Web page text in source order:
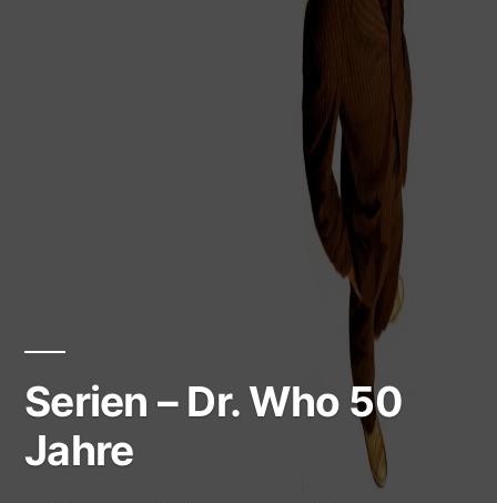
Serien – Dr. Who 50
Jahre